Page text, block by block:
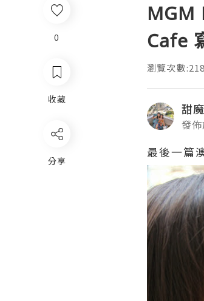
0
收藏
分享
MGM
Cafe
瀏覽次數
甜
發
最後一篇